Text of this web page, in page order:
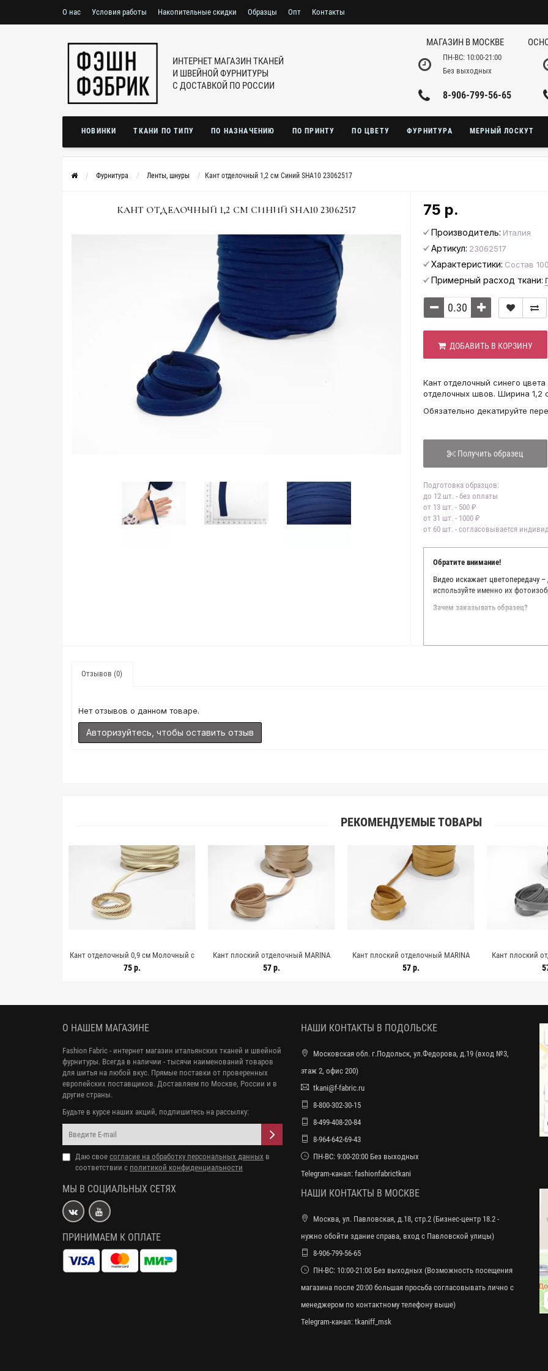
О нас Условия работы Накопительные скидки Образцы Опт Контакты
ИНТЕРНЕТ МАГАЗИН ТКАНЕЙ
И ШВЕЙНОЙ ФУРНИТУРЫ
С ДОСТАВКОЙ ПО РОССИИ
МАГАЗИН В МОСКВЕ
ПН-ВС: 10:00-21:00
Без выходных
8-906-799-56-65
НОВИНКИ ТКАНИ ПО ТИПУ ПО НАЗНАЧЕНИЮ ПО ПРИНТУ ПО ЦВЕТУ ФУРНИТУРА МЕРНЫЙ ЛОСКУТ
Фурнитура Ленты, шнуры Кант отделочный 1,2 см Синий SHA10 23062517
КАНТ ОТДЕЛОЧНЫЙ 1,2 СМ СИНИЙ SHA10 23062517 75 р.
Производитель: Италия
Артикул: 23062517
Характеристики: Состав
Примерный расход ткани:
ДОБАВИТЬ В КОРЗИНУ
Кант отделочный синего
отделочных швов. Ширина 1,2
Обязательно декатируйте
Получить образец
Подготовка образцов:
до 12 шт. - без оплаты
от 13 шт. - 500 ₽
от 31 шт. - 1000 ₽
от 60 шт. - согласовывается
Обратите внимание!
Видео искажает цветопередачу
используйте именно их
Зачем заказывать образец?
Мы делаем все возможное,
Мы осматриваем и
находить только правильные
Отзывов (0)
Нет отзывов о данном товаре.
Авторизуйтесь, чтобы оставить отзыв
РЕКОМЕНДУЕМЫЕ ТОВАРЫ
Кант отделочный 0,9 см Молочный с
коричневыми полосками SHB10
75 р.
Кант плоский отделочный MARINA
RINALDI 1,2 см Золотисто-бежевый
57 р.
Кант плоский отделочный MARINA
RINALDI 1,2 см Золотистый SHB10
57 р.
Кант плоский
RINALDI 1,2 см
О НАШЕМ МАГАЗИНЕ
Fashion Fabric - интернет магазин итальянских тканей и швейной
фурнитуры. Всегда в наличии - тысячи наименований товаров
для шитья на любой вкус. Прямые поставки от проверенных
европейских поставщиков. Доставляем по Москве, России и в
другие страны.
Будьте в курсе наших акций, подпишитесь на рассылку:
Даю свое согласие на обработку персональных данных в
соответствии с политикой конфиденциальности
МЫ В СОЦИАЛЬНЫХ СЕТЯХ
ПРИНИМАЕМ К ОПЛАТЕ
НАШИ КОНТАКТЫ В ПОДОЛЬСКЕ
Московская обл. г.Подольск, ул.Федорова, д.19 (вход №3,
этаж 2, офис 200)
tkani@f-fabric.ru
8-800-302-30-15
8-499-408-20-84
8-964-642-69-43
ПН-ВС: 9:00-20:00 Без выходных
Telegram-канал: fashionfabrictkani
НАШИ КОНТАКТЫ В МОСКВЕ
Москва, ул. Павловская, д.18, стр.2 (Бизнес-центр 18.2 -
нужно обойти здание справа, вход с Павловской улицы)
8-906-799-56-65
ПН-ВС: 10:00-21:00 Без выходных (Возможность посещения
магазина после 20:00 большая просьба согласовывать лично с
менеджером по контактному телефону выше)
Telegram-канал: tkaniff_msk